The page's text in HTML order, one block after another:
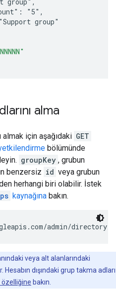
"5",
group"
alma
almak için aşağıdaki GET
bölümünde
groupKey , grubun
benzersiz id veya grubun
herhangi biri olabilir. İstek
kaynağına bakın.
admin/directory/
veya alt alanlarındaki
dışındaki grup takma adları
özelliğine bakın.